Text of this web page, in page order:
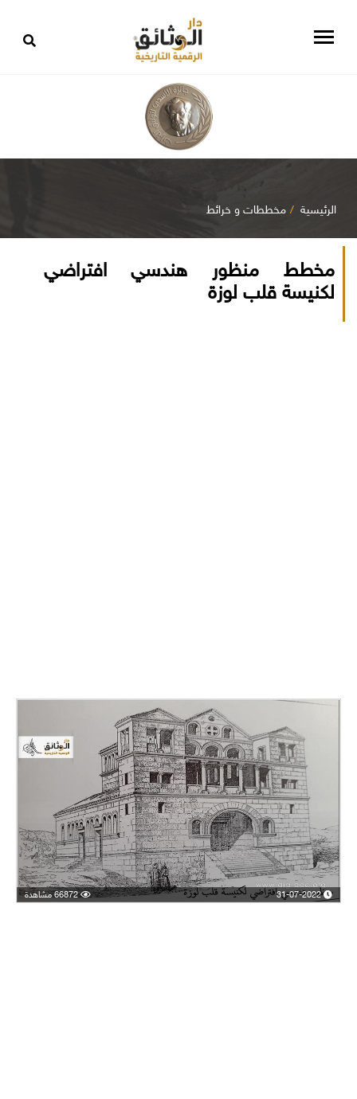
الرئيسية مخططات و خرائط
مخطط منظور هندسي افتراضي
لكنيسة قلب لوزة
31-07-2022 66872 مشاهدة